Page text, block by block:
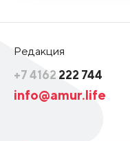
Редакция
+7 4162 222 744
info@amur.life